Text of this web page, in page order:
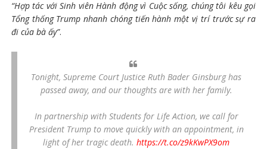
“Hợp tác với Sinh viên Hành động vì Cuộc sống, chúng tôi kêu gọi
Tổng thống Trump nhanh chóng tiến hành một vị trí trước sự ra
đi của bà ấy”.
Tonight, Supreme Court Justice Ruth Bader Ginsburg has
passed away, and our thoughts are with her family.
In partnership with Students for Life Action, we call for
President Trump to move quickly with an appointment, in
light of her tragic death.https://t.co/z9kKwPX9om